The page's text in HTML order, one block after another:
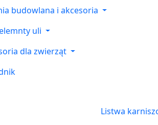
budowlana i akcesoria
uli
dla zwierząt
Listwa